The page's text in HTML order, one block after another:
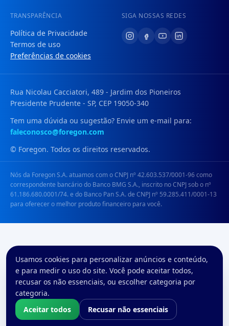
TRANSPARÊNCIA
Política de Privacidade
Termos de uso
Preferências de cookies
SIGA NOSSAS REDES
Rua Nicolau Cacciatori, 489 - Jardim dos Pioneiros
Presidente Prudente - SP, CEP 19050-340
Tem uma dúvida ou sugestão? Envie um e-mail para:
faleconosco@foregon.com
© Foregon. Todos os direitos reservados.
Nós da Foregon S.A. atuamos com o CNPJ nº 42.603.537/0001-96 como
correspondente bancário do Banco BMG S.A., inscrito no CNPJ sob o nº
61.186.680.0001/74. e do Banco Pan S.A. de CNPJ nº 59.285.411/0001-13
para oferecer o melhor produto financeiro para você.
Usamos cookies para personalizar anúncios e conteúdo,
e para medir o uso do site. Você pode aceitar todos,
recusar os não essenciais, ou escolher categoria por
categoria.
Aceitar todos
Recusar não essenciais